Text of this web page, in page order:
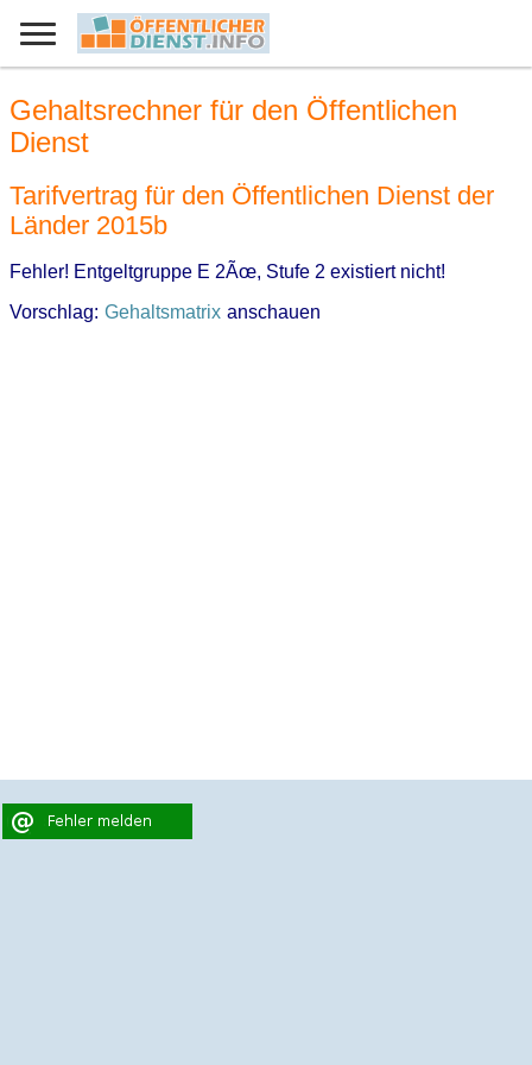
Gehaltsrechner für den Öffentlichen
Dienst
Tarifvertrag für den Öffentlichen Dienst der
Länder 2015b
Fehler! Entgeltgruppe E 2Ãœ, Stufe 2 existiert nicht!
Vorschlag: Gehaltsmatrix anschauen